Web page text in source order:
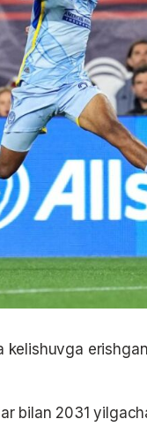
kelishuvga
bilan 2031